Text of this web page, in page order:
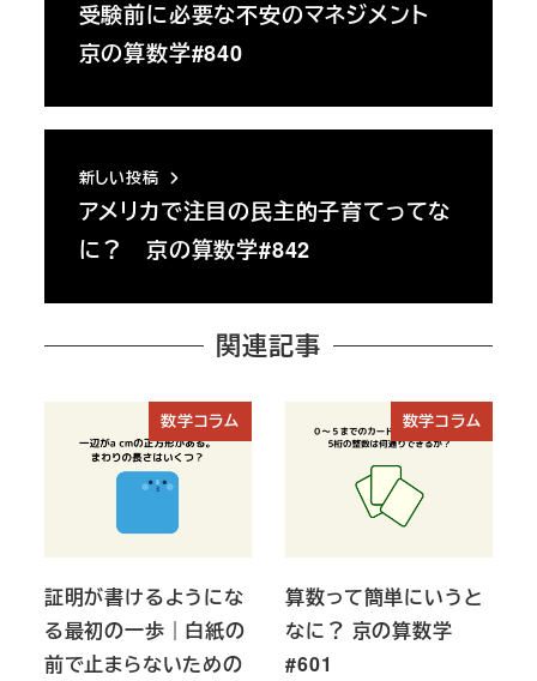
受験前に必要な不安のマネジメント
京の算数学#840
新しい投稿
アメリカで注目の民主的子育てってな
に？ 京の算数学#842
関連記事
数学コラム
証明が書けるようにな
る最初の一歩｜白紙の
前で止まらないための
数学コラム
算数って簡単にいうと
なに？ 京の算数学
#601